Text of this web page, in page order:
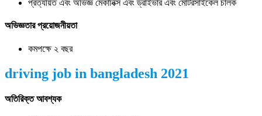
প্রত্যয়িত এবং অভিজ্ঞ মেকানিক্স এবং ড্রাইভার এবং মোটরসাইকেল চালক
অভিজ্ঞতার প্রয়োজনীয়তা
কমপক্ষে ২ বছর
driving job in bangladesh 2021
অতিরিক্ত আবশ্যক